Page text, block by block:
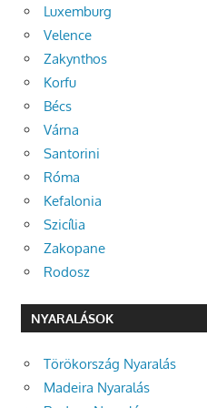
Luxemburg
Velence
Zakynthos
Korfu
Bécs
Várna
Santorini
Róma
Kefalonia
Szicília
Zakopane
Rodosz
NYARALÁSOK
Törökország Nyaralás
Madeira Nyaralás